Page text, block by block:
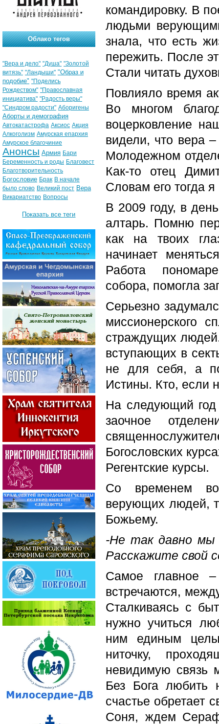
командировку. В
людьми
знала, что есть
пережить. После
Стали читать
Повлияло время
Во многом
воцерковление
видели, что вера
Молодежном
Как-то отец
Словам его тогда
В 2009 году, в
алтарь. Помню
как на твоих
начинает
Работа
собора, помогла
Серьезно
миссионерского
страждущих
вступающих в
не для себя, а
Истины. Кто, если
На следующий
заочное
Богословских
Регентские курсы.
Со временем
верующих людей,
Божьему.
-Не так давно мы
Расскажите свой
Самое главное
встречаются,
Сталкиваясь с
нужно учиться
ним единым
ниточку,
невидимую связь
Без Бога любить
счастье обретает
Соня, ждем
Облако тегов
"Вера и дело" "Душа" "Золотой
витязь" "Ландыши" "Образ и
подобие" "Поделись
Рождеством" "Православная
инициатива" "Радость веры"
"Синдром радости" Аборигены
Аборты и демография
Автокатастрофа Аксиос Акция
Алкоголизм Амурская епархия
Амурское благочиние
Анонсы Армия Бари
Беременность и роды Благовест
Благотворительность
Богословие Брак В начале
было слово Великий пост Вера
Викариатство Вопросы
Показать все теги